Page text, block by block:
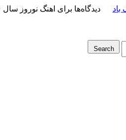
دیدگاه‌ها برای اهنگ نوروز سال ۱۳۹۶ مبارک باد
Search